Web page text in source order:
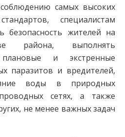
самых высоких
специалистам
безопасность жителей на
района, выполнять
плановые и экстренные
паразитов и вредителей,
воды в природных
сетях, а также
не менее важных задач